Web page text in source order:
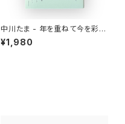
中川たま - 年を重ねて今を彩る
暦の手仕事
¥1,980